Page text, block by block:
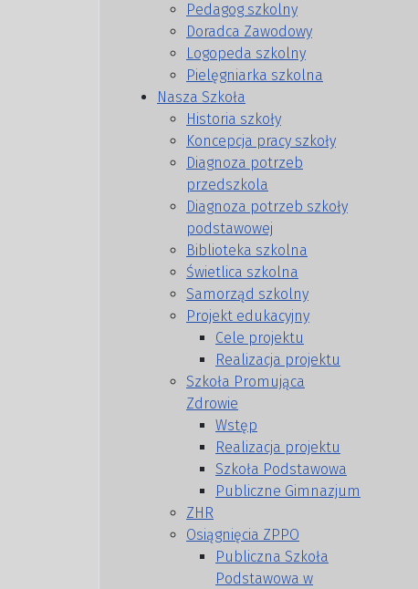
Pedagog szkolny
Doradca Zawodowy
Logopeda szkolny
Pielęgniarka szkolna
Nasza Szkoła
Historia szkoły
Koncepcja pracy szkoły
Diagnoza potrzeb
przedszkola
Diagnoza potrzeb szkoły
podstawowej
Biblioteka szkolna
Świetlica szkolna
Samorząd szkolny
Projekt edukacyjny
Cele projektu
Realizacja projektu
Szkoła Promująca
Zdrowie
Wstęp
Realizacja projektu
Szkoła Podstawowa
Publiczne Gimnazjum
ZHR
Osiągnięcia ZPPO
Publiczna Szkoła
Podstawowa w